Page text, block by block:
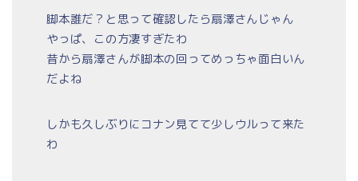
脚本誰だ？と思って確認したら扇澤さんじゃん
やっぱ、この方凄すぎたわ
昔から扇澤さんが脚本の回ってめっちゃ面白いん
だよね
しかも久しぶりにコナン見てて少しウルって来た
わ